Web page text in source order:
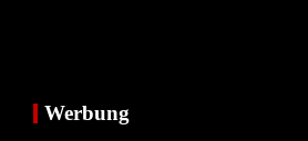
Werbung